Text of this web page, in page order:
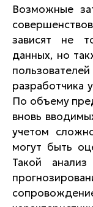
Возможные
зависят не
данных, но
разработчика
По объему
вновь
учетом
могут быть
Такой